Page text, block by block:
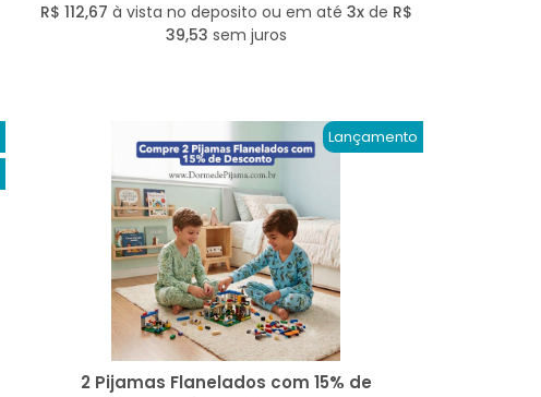
R$ 112,67 à vista no deposito ou em até 3xde R$
39,53 sem juros
Lançamento
2 Pijamas Flanelados com 15% de